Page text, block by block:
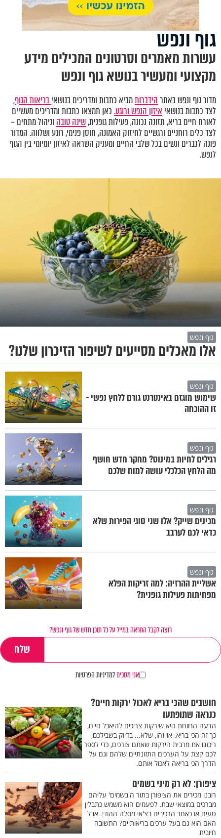
גוף ונפש
עשרות מאמרים וסרטונים המכילים מידע
מקצועי ומעשיר בנושא גוף ונפש
מדור גוף ונפש באתרהידברותמביא כתבות ומדריכים בנושאיבריאות הגוף,
לצד כתבות בנושאי איזון הנפש ורוגע.כאן תמצאו כתבות ומדריכים מעשיים
לאורח חיים בריא, תזונה נכונה, פעילות גופנית,שינה טובה וניהול מתחים –
לצד כלים רוחניים ורגשיים לחיזוק האמונה, חוסן פנימי, רוגע ושלווה. המדור
פונה לגברים ונשים בכל שלבי החיים ומעניק השראה לאיזון יומיומי בין הגוף
לנפש.
גוף ונפש
אלו מאכלים מסייעים לשיפור הזיכרון שלנו?
גוף ונפש
שימוש מוגזם באינטרנט גורם ללחץ נפשי -
זו ההוכחה
גוף ונפש
רגילים לחיות במינוס? מחקר חדש חושף
מה הלחץ הכלכלי עושה למוח שלכם
גוף ונפש
מכינים שייק? אלו שני סוגי הפירות שלא
כדאי לכם לערבב
גוף ונפש
אשליית ההרזיה: למה זריקות הפלא
מפחיתות פעילות גופנית?
רוצה לקבל התראה במייל על כל תוכן חדש של גוף ונפש?
אני מסכיםלמדיניות הפרטיות
חושבים שהכי בריא לאכול ירקות חיים?
כנראה שתופתעו
הדעה הרווחת היא שירקות צריכים להיאכל חיים,
כך זה הכי בריא. אז זהו, שלא... בדיוק בשבילכם,
ריכזנו את מרבית הירקות שאתם צורכים, כדי לספר
לכם קצת על הערכים התזונתיים שלהם וגם על
הדרך הכי בריאה לאכול אותם.
ציפורן: לא רק מיני בשמים
רובנו מכירים את הציפורן בתור ה'בשמים' עליהם
מברכים במוצאי שבת. לפעמים הוא משמש כתבלין
טעים או כאחד הרכיבים בצ'אי מסלה ההודי. אבל
האם הוא גם בעל ערכים בריאותיים? התשובה
חיובית